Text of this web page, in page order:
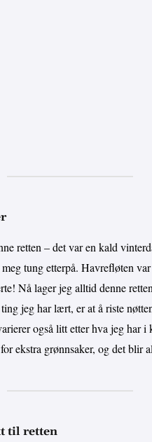
retten – det var en kald
tung etterpå. Havrefløten
Nå lager jeg alltid denne
jeg har lært, er at å riste
også litt etter hva jeg har i
ekstra grønnsaker, og det blir
til retten